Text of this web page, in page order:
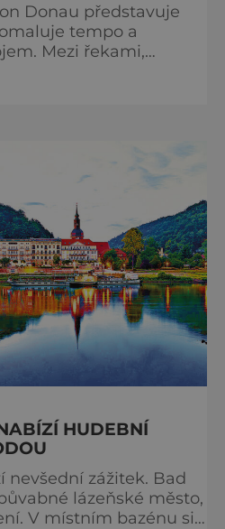
Donau představuje
tempo a
Mezi řekami,
gastronomie a
podél řek, pěších
rodinnýc
HUDEBNÍ
nevšední zážitek. Bad
lázeňské město,
V místním bazénu si